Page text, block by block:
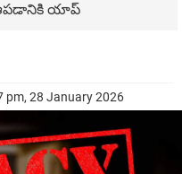
యాప్
pm, 28 January 2026